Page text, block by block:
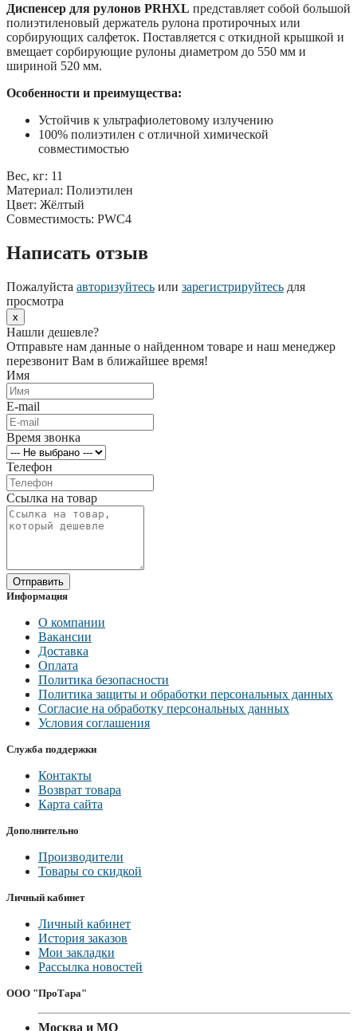
Диспенсер для рулонов PRHXL представляет собой большой
полиэтиленовый держатель рулона протирочных или
сорбирующих салфеток. Поставляется с откидной крышкой и
вмещает сорбирующие рулоны диаметром до 550 мм и
шириной 520 мм.
Особенности и преимущества:
Устойчив к ультрафиолетовому излучению
100% полиэтилен с отличной химической
совместимостью
Вес, кг: 11
Материал: Полиэтилен
Цвет: Жёлтый
Совместимость: PWC4
Написать отзыв
Пожалуйста авторизуйтесь или зарегистрируйтесь для
просмотра
x
Нашли дешевле?
Отправьте нам данные о найденном товаре и наш менеджер
перезвонит Вам в ближайшее время!
Имя
E-mail
Время звонка
Телефон
Ссылка на товар
Отправить
Информация
О компании
Вакансии
Доставка
Оплата
Политика безопасности
Политика защиты и обработки персональных данных
Согласие на обработку персональных данных
Условия соглашения
Служба поддержки
Контакты
Возврат товара
Карта сайта
Дополнительно
Производители
Товары со скидкой
Личный кабинет
Личный кабинет
История заказов
Мои закладки
Рассылка новостей
ООО "ПроТара"
Москва и МО